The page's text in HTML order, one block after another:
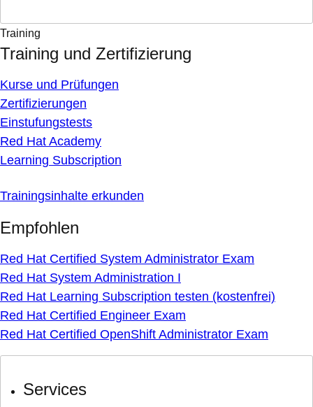
Training
Training und Zertifizierung
Kurse und Prüfungen
Zertifizierungen
Einstufungstests
Red Hat Academy
Learning Subscription
Trainingsinhalte erkunden
Empfohlen
Red Hat Certified System Administrator Exam
Red Hat System Administration I
Red Hat Learning Subscription testen (kostenfrei)
Red Hat Certified Engineer Exam
Red Hat Certified OpenShift Administrator Exam
Services